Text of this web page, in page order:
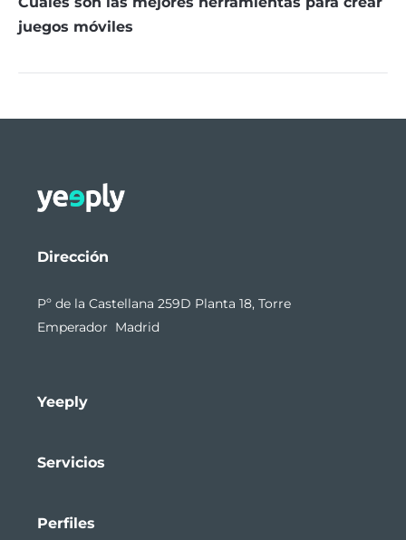
juegos móviles
Dirección
Pº de la Castellana 259D Planta 18, Torre
Emperador Madrid
Yeeply
Servicios
Perfiles